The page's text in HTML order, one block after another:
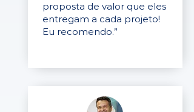
proposta de valor que eles
entregam a cada projeto!
Eu recomendo.”